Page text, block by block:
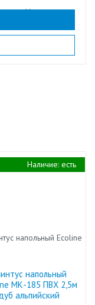
Наличие:есть
напольный
МК-185 ПВХ 2,5м
альпийский
Наличие: есть